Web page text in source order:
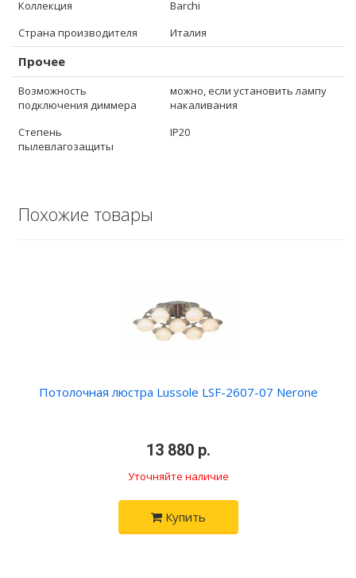
Коллекция
Barchi
Страна производителя
Италия
Прочее
Возможность
подключения диммера
можно, если установить лампу
накаливания
Степень
пылевлагозащиты
IP20
Похожие товары
Потолочная люстра Lussole LSF-2607-07 Nerone
13 880 р.
Уточняйте наличие
Купить